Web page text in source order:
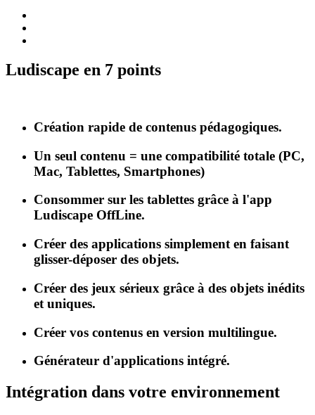
Ludiscape en 7 points
Création rapide de contenus pédagogiques.
Un seul contenu = une compatibilité totale (PC,
Mac, Tablettes, Smartphones)
Consommer sur les tablettes grâce à l'app
Ludiscape OffLine.
Créer des applications simplement en faisant
glisser-déposer des objets.
Créer des jeux sérieux grâce à des objets inédits
et uniques.
Créer vos contenus en version multilingue.
Générateur d'applications intégré.
Intégration dans votre environnement